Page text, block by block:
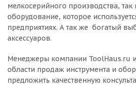
мелкосерийного производства, так
оборудование, которое
предприятиях. А так же богатый
аксессуаров.
Менеджеры компании ToolHaus.ru
области продаж инструмента и
предложить качественную